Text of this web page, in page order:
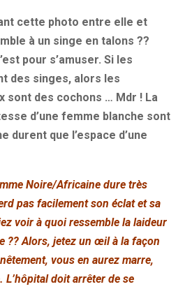
cette photo entre elle et
à un singe en talons ??
pour s’amuser. Si les
des singes, alors les
sont des cochons … Mdr ! La
d’une femme blanche sont
durent que l’espace d’une
Noire/Africaine dure très
pas facilement son éclat et sa
voir à quoi ressemble la laideur
?? Alors, jetez un œil à la façon
vous en aurez marre,
L’hôpital doit arrêter de se